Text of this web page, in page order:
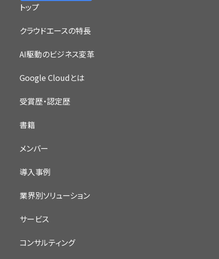
トップ
クラウドエースの特長
AI駆動のビジネス変革
Google Cloudとは
受賞歴・認定歴
書籍
メンバー
導入事例
業界別ソリューション
サービス
コンサルティング